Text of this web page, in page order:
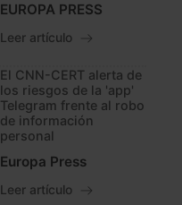
EUROPA PRESS
Leer artículo
El CNN-CERT alerta de
los riesgos de la 'app'
Telegram frente al robo
de información
personal
Europa Press
Leer artículo